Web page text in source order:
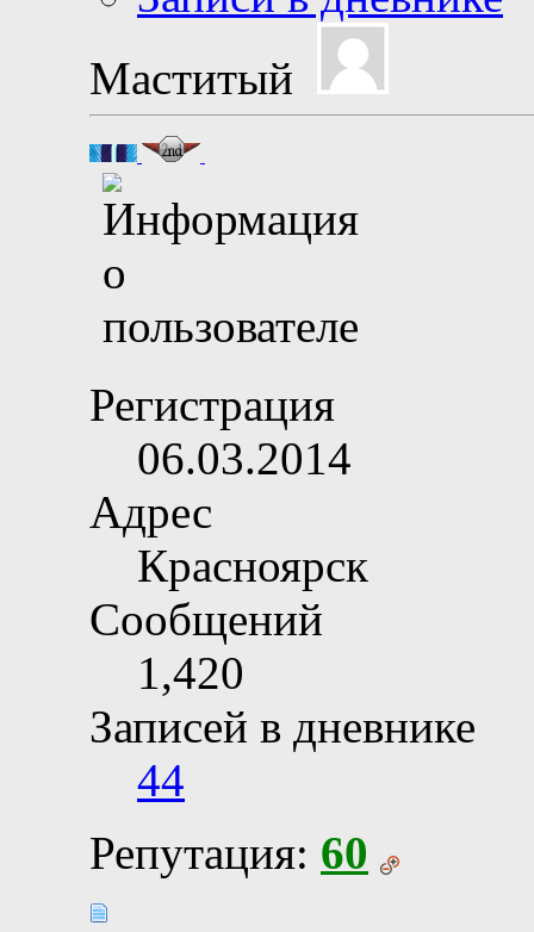
Маститый
Регистрация
06.03.2014
Адрес
Красноярск
Сообщений
1,420
Записей в дневнике
44
Репутация: 60